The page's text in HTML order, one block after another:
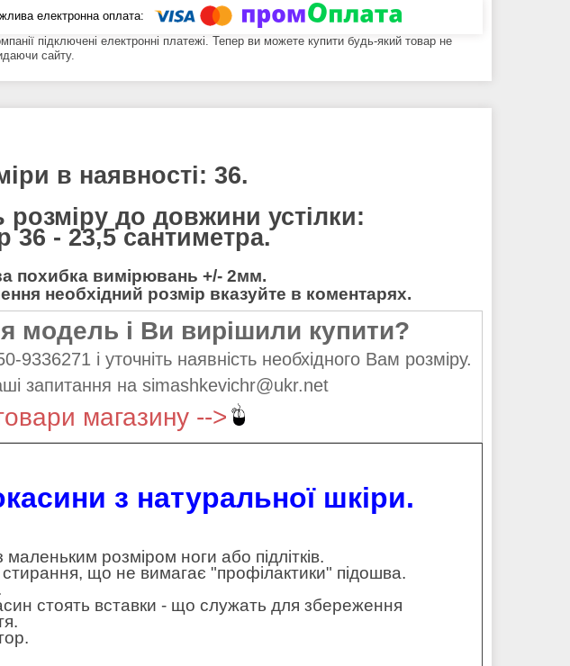
підключені електронні платежі. Тепер ви можете купити будь-який товар не
сайту.
в наявності: 36.
розміру до довжини устілки:
36 - 23,5 сантиметра.
похибка вимірювань +/- 2мм.
необхідний розмір вказуйте в коментарях.
модель і Ви вирішили купити?
і уточніть наявність необхідного Вам розміру.
запитання на simashkevichr@ukr.net
магазину -->
з натуральної шкіри.
розміром ноги або підлітків.
стирання, що не вимагає "профілактики" підошва.
стоять вставки - що служать для збереження